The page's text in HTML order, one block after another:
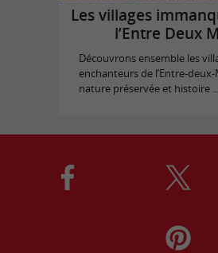
Les villages
l’Entre Deux
Découvrons ensemble les
enchanteurs de l’Entre-
nature préservée et histoire